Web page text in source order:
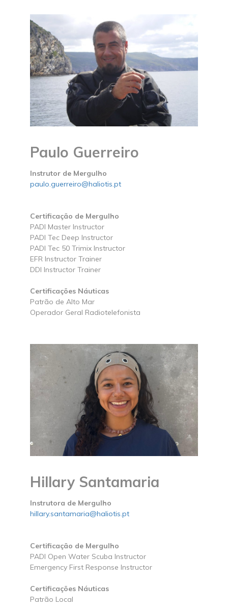
Paulo Guerreiro
Instrutor de Mergulho
paulo.guerreiro@haliotis.pt
Certificação de Mergulho
PADI Master Instructor
PADI Tec Deep Instructor
PADI Tec 50 Trimix Instructor
EFR Instructor Trainer
DDI Instructor Trainer
Certificações Náuticas
Patrão de Alto Mar
Operador Geral Radiotelefonista
Hillary Santamaria
Instrutora de Mergulho
hillary.santamaria@haliotis.pt
Certificação de Mergulho
PADI Open Water Scuba Instructor
Emergency First Response Instructor
Certificações Náuticas
Patrão Local